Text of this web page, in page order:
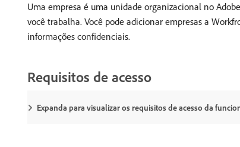
Uma empresa é uma unidade organizacional no
você trabalha. Você pode adicionar empresas a
informações confidenciais.
Requisitos de acesso
Expanda para visualizar os requisitos de acesso da